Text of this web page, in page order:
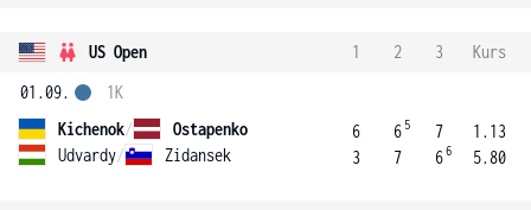
US Open 1 2 3
Kurs
01.09.
Kichenok/
Ostapenko
Udvardy/ Zidansek
1K
6
3
6 5
7
7
66
1.13
5.80